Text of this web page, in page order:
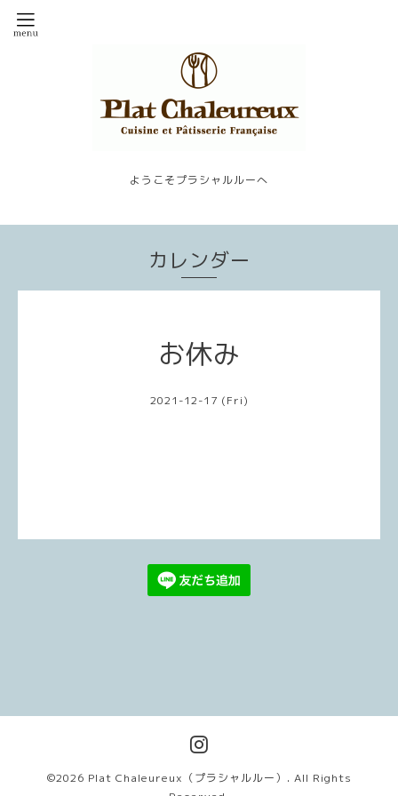
ようこそプラシャルルーへ
カレンダー
お休み
2021-12-17 (Fri)
©2026 Plat Chaleureux（プラシャルルー） . All Rights